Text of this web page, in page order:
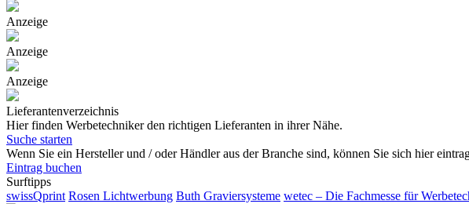
Anzeige
Anzeige
Anzeige
Lieferantenverzeichnis
Hier finden Werbetechniker den richtigen Lieferanten in ihrer Nähe.
Suche starten
Wenn Sie ein Hersteller und / oder Händler aus der Branche sind, können Sie sich hier
Eintrag buchen
Surftipps
swissQprint Rosen Lichtwerbung Buth Graviersysteme wetec – Die Fachmesse für